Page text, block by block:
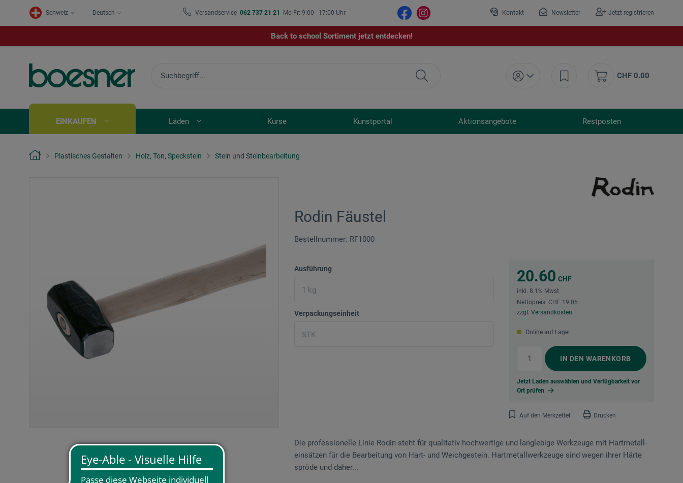
Schweiz Deutsch Versandservice 062 737 21 21 Mo-Fr: 9:00 - 17:00 Uhr Kontakt Newsletter Jetzt registrieren
Back to school Sortiment jetzt entdecken!
CHF 0.00
EINKAUFEN Läden Kurse Kunstportal Aktionsangebote Restposten
Plastisches Gestalten Holz, Ton, Speckstein Stein und Steinbearbeitung
Rodin Fäustel
Bestellnummer: RF1000
Ausführung
Verpackungseinheit
20.60 CHF
inkl. 8.1% Mwst
Nettopreis: CHF 19.05
zzgl. Versandkosten
Online auf Lager
IN DEN WARENKORB
Jetzt Laden auswählen und Verfügbarkeit vor
Ort prüfen
Auf den Merkzettel Drucken
Die professionelle Linie Rodin steht für qualitativ hochwertige und langlebige Werkzeuge mit Hartmetall­
ein­sätzen für die Bearbeitung von Hart- und Weichgestein. Hartmetallwerkzeuge sind wegen ihrer Härte
spröde und daher...